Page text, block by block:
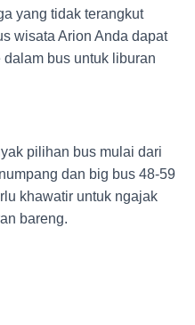
yang tidak terangkut
wisata Arion Anda dapat
bus untuk liburan
pilihan bus mulai dari
dan big bus 48-59
khawatir untuk ngajak
bareng.